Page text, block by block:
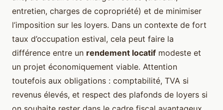
entretien, charges de copropriété) et de minimiser
l’imposition sur les loyers. Dans un contexte de fort
taux d’occupation estival, cela peut faire la
différence entre un rendement locatif modeste et
un projet économiquement viable. Attention
toutefois aux obligations : comptabilité, TVA si
revenus élevés, et respect des plafonds de loyers si